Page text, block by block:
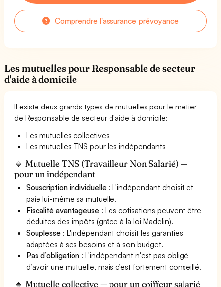
Comprendre l'assurance prévoyance
Les mutuelles pour Responsable de secteur
d'aide à domicile
Il existe deux grands types de mutuelles pour le métier
de Responsable de secteur d'aide à domicile:
Les mutuelles collectives
Les mutuelles TNS pour les indépendants
🔹 Mutuelle TNS (Travailleur Non Salarié) —
pour un indépendant
Souscription individuelle : L'indépendant choisit et
paie lui-même sa mutuelle.
Fiscalité avantageuse : Les cotisations peuvent être
déduites des impôts (grâce à la loi Madelin).
Souplesse : L'indépendant choisit les garanties
adaptées à ses besoins et à son budget.
Pas d’obligation : L'indépendant n'est pas obligé
d’avoir une mutuelle, mais c’est fortement conseillé.
🔹 Mutuelle collective — pour un coiffeur salarié